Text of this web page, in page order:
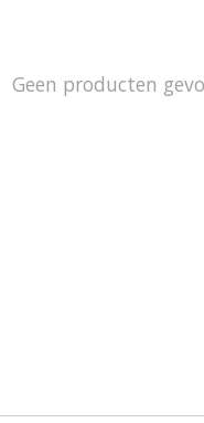
Geen producten